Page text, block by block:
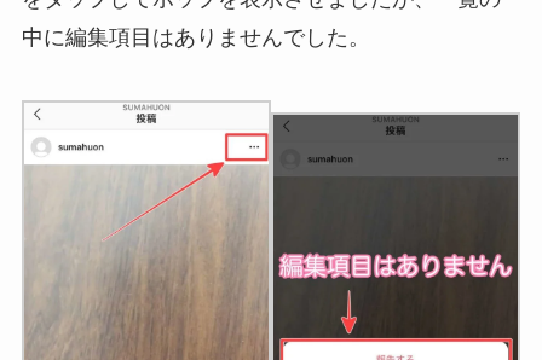
中に編集項目はありませんでした。